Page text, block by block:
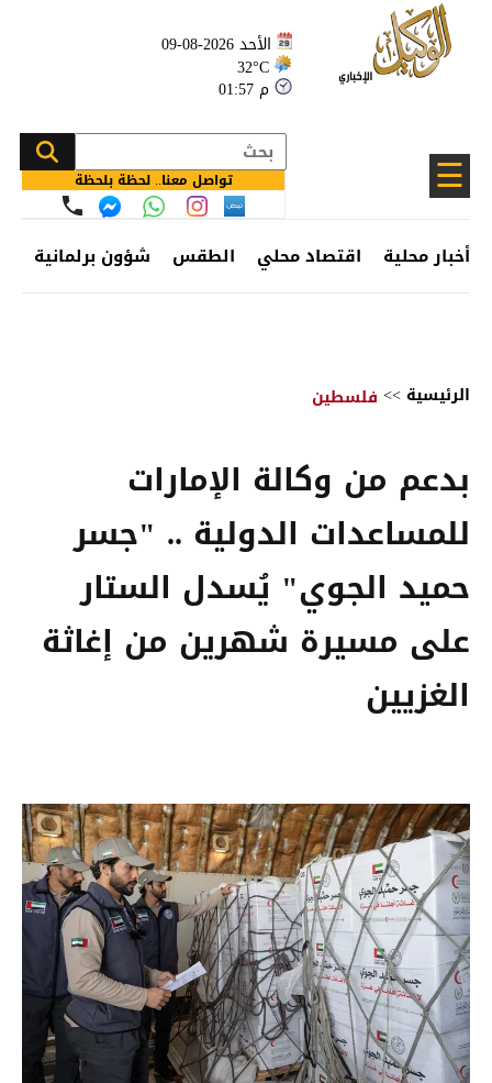
الأحد 2026-08-09
32°C
01:57 م
☰ تواصل معنا.. لحظة بلحظة
أخبار محلية اقتصاد محلي الطقس شؤون برلمانية
الرئيسية >> فلسطين
بدعم من وكالة الإمارات
للمساعدات الدولية .. "جسر
حميد الجوي" يُسدل الستار
على مسيرة شهرين من إغاثة
الغزيين